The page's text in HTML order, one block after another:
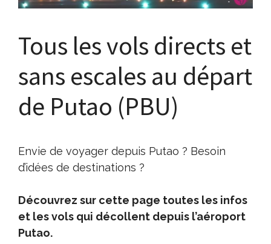
Tous les vols directs et
sans escales au départ
de Putao (PBU)
Envie de voyager depuis Putao ? Besoin
d’idées de destinations ?
Découvrez sur cette page toutes les infos
et les vols qui décollent depuis l’aéroport
Putao.